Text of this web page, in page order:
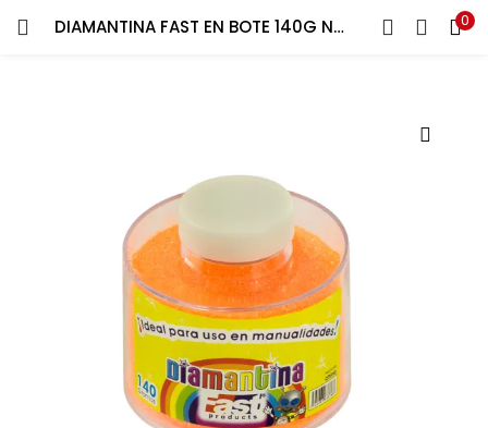
DIAMANTINA FAST EN BOTE 140G NARANJA 0
ENTRAR REGISTRARSE
Recuérdame
¿Contraseña perdida?